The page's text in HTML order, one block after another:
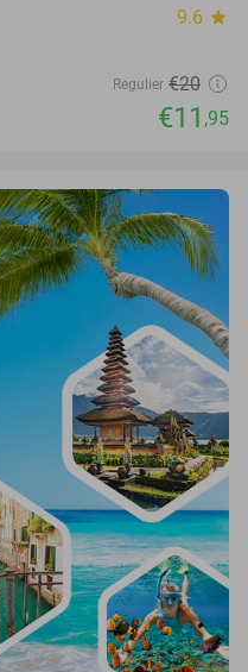
9.6 star
Regulier €20
€11 ,95